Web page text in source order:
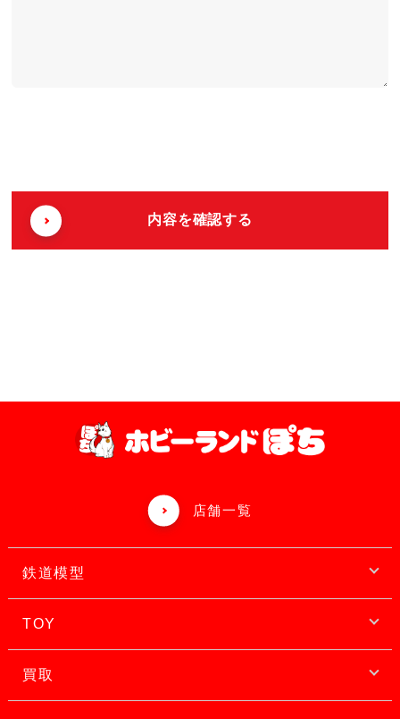
店舗一覧
鉄道模型
TOY
買取